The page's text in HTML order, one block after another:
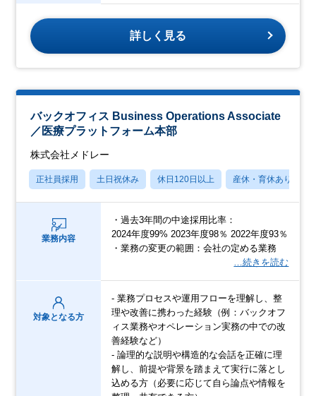
詳しく見る
バックオフィス Business Operations Associate
／医療プラットフォーム本部
株式会社メドレー
正社員採用 土日祝休み 休日120日以上 産休・育休あり
業務内容
・過去3年間の中途採用比率：
2024年度99% 2023年度98％ 2022年度93％
・業務の変更の範囲：会社の定める業務
…続きを読む
対象となる方
- 業務プロセスや運用フローを理解し、整
理や改善に携わった経験（例：バックオフ
ィス業務やオペレーション実務の中での改
善経験など）
- 論理的な説明や構造的な会話を正確に理
解し、前提や背景を踏まえて実行に落とし
込める方（必要に応じて自ら論点や情報を